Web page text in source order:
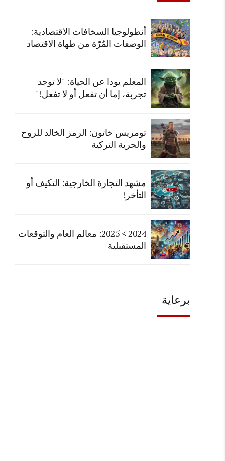
أنطولوجيا السخافات الاقتصادية:
الوصفات المُرّة من طهاة الاقتصاد
المعلم يودا عن الحياة: "لا توجد
تجربة، إما أن تفعل أو لا تفعل!"
تومريس خاتون: الرمز الخالد للروح
والحرية التركية
مشهد التجارة الخارجية: التكيف أو
التأخر!
2024 > 2025: معالم العام والتوقعات
المستقبلية
برعاية